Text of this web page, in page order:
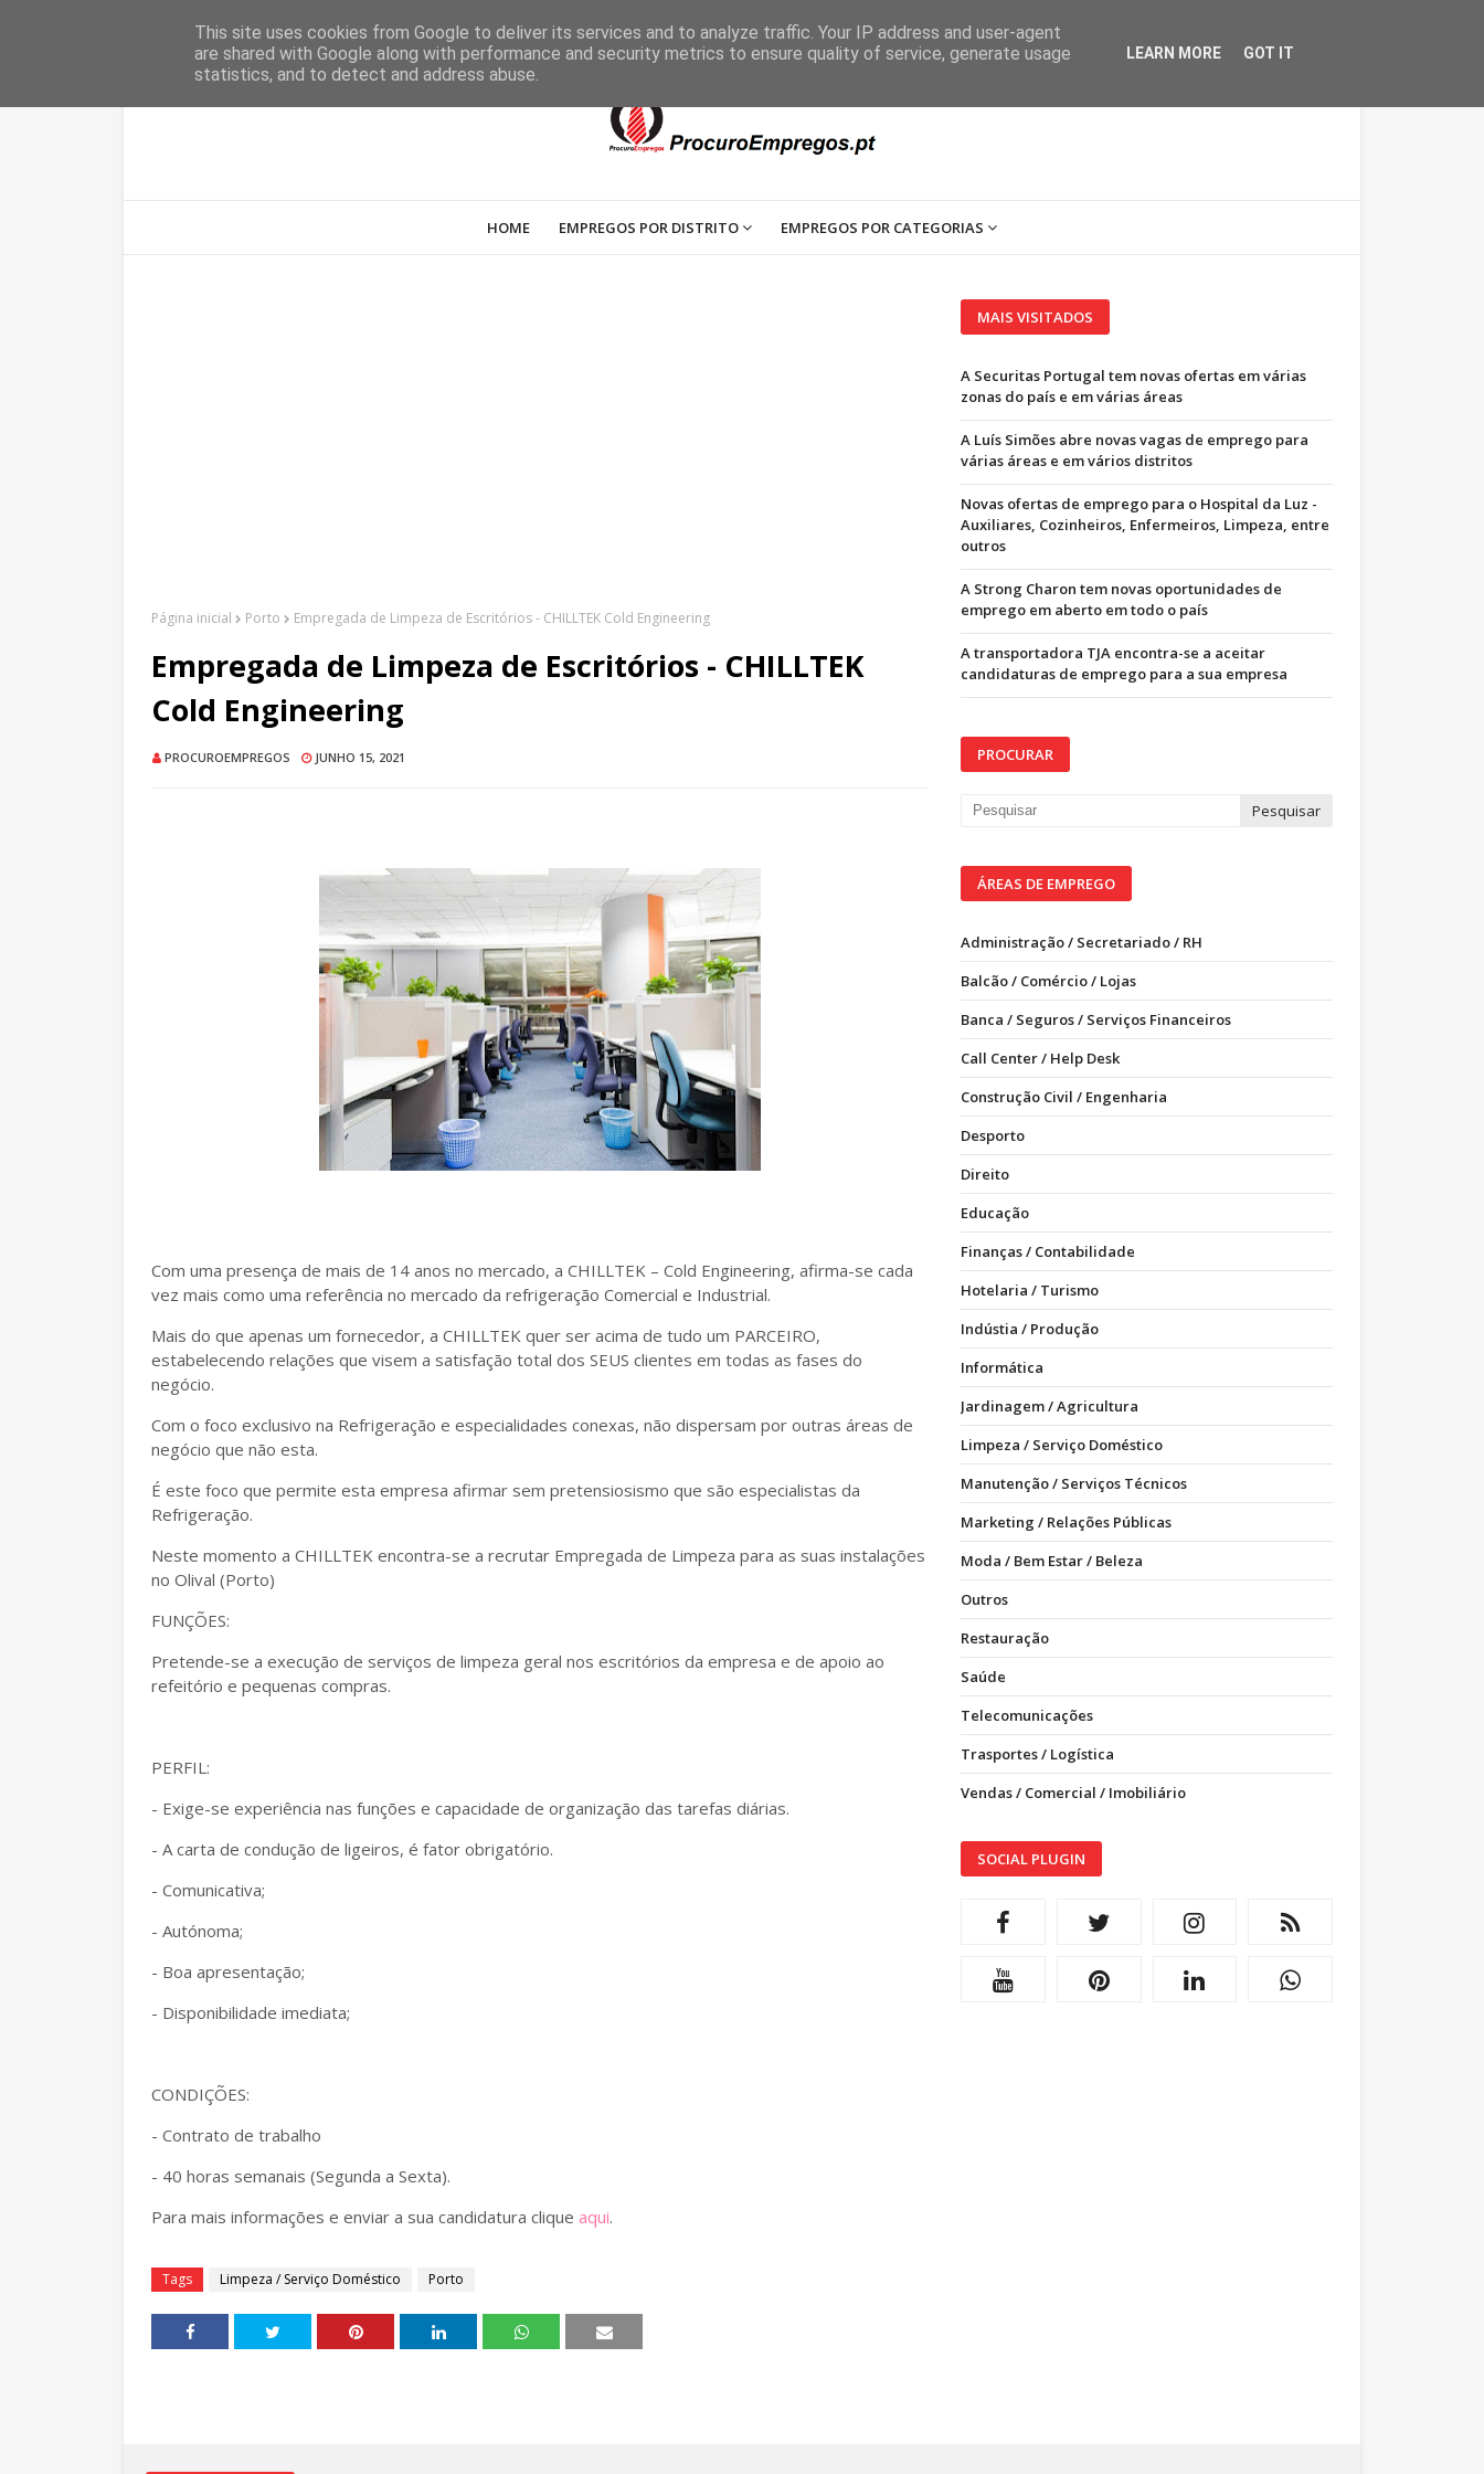
HOME EMPREGOS POR DISTRITO EMPREGOS POR CATEGORIAS
Página inicial Porto Empregada de Limpeza de Escritórios - CHILLTEK Cold Engineering
Empregada de Limpeza de Escritórios - CHILLTEK
Cold Engineering
PROCUROEMPREGOS JUNHO 15, 2021
Com uma presença de mais de 14 anos no mercado, a CHILLTEK – Cold Engineering, afirma-se cada
vez mais como uma referência no mercado da refrigeração Comercial e Industrial.
Mais do que apenas um fornecedor, a CHILLTEK quer ser acima de tudo um PARCEIRO,
estabelecendo relações que visem a satisfação total dos SEUS clientes em todas as fases do
negócio.
Com o foco exclusivo na Refrigeração e especialidades conexas, não dispersam por outras áreas de
negócio que não esta.
É este foco que permite esta empresa afirmar sem pretensiosismo que são especialistas da
Refrigeração.
Neste momento a CHILLTEK encontra-se a recrutar Empregada de Limpeza para as suas instalações
no Olival (Porto)
FUNÇÕES:
Pretende-se a execução de serviços de limpeza geral nos escritórios da empresa e de apoio ao
refeitório e pequenas compras.
PERFIL:
- Exige-se experiência nas funções e capacidade de organização das tarefas diárias.
- A carta de condução de ligeiros, é fator obrigatório.
- Comunicativa;
- Autónoma;
- Boa apresentação;
- Disponibilidade imediata;
CONDIÇÕES:
- Contrato de trabalho
- 40 horas semanais (Segunda a Sexta).
Para mais informações e enviar a sua candidatura clique aqui.
Tags Limpeza / Serviço Doméstico Porto
MAIS VISITADOS
A Securitas Portugal tem novas ofertas em várias
zonas do país e em várias áreas
A Luís Simões abre novas vagas de emprego para
várias áreas e em vários distritos
Novas ofertas de emprego para o Hospital da Luz -
Auxiliares, Cozinheiros, Enfermeiros, Limpeza, entre
outros
A Strong Charon tem novas oportunidades de
emprego em aberto em todo o país
A transportadora TJA encontra-se a aceitar
candidaturas de emprego para a sua empresa
PROCURAR
ÁREAS DE EMPREGO
Administração / Secretariado / RH
Balcão / Comércio / Lojas
Banca / Seguros / Serviços Financeiros
Call Center / Help Desk
Construção Civil / Engenharia
Desporto
Direito
Educação
Finanças / Contabilidade
Hotelaria / Turismo
Indústia / Produção
Informática
Jardinagem / Agricultura
Limpeza / Serviço Doméstico
Manutenção / Serviços Técnicos
Marketing / Relações Públicas
Moda / Bem Estar / Beleza
Outros
Restauração
Saúde
Telecomunicações
Trasportes / Logística
Vendas / Comercial / Imobiliário
SOCIAL PLUGIN
This site uses cookies from Google to deliver its services and to analyze traffic. Your IP address and user-agent
are shared with Google along with performance and security metrics to ensure quality of service, generate usage
statistics, and to detect and address abuse.
LEARN MORE GOT IT